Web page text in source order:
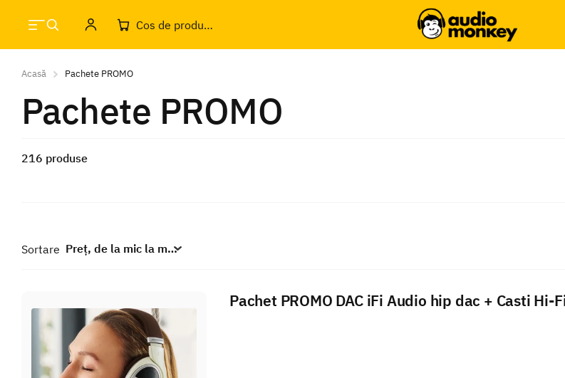
Cos de produse
Acasă Pachete PROMO
Pachete PROMO
216 produse
Sortare
Pachet PROMO DAC iFi Audio hip dac + Casti Hi-